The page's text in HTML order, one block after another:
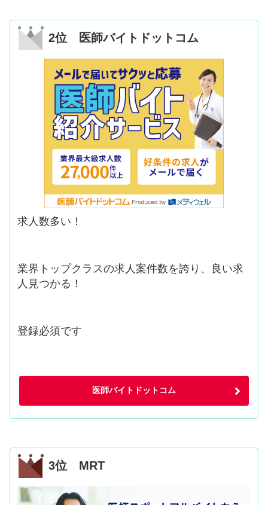
2位 医師バイトドットコム
求人数多い！
業界トップクラスの求人案件数を誇り、良い求
人見つかる！
登録必須です
医師バイトドットコム
3位 MRT